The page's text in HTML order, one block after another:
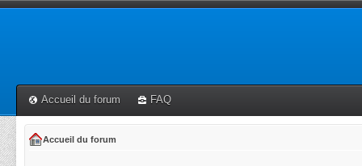
Accueil du forum FAQ
Accueil du forum